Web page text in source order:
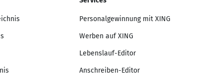
Personalgewinnung mit XING
Werben auf XING
Lebenslauf-Editor
Anschreiben-Editor